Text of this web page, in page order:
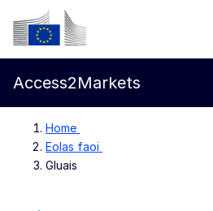
Chuig an bpríomhinneachar
Coimisiún Eorpach
Access2Markets
Home
Eolas faoi
Gluais